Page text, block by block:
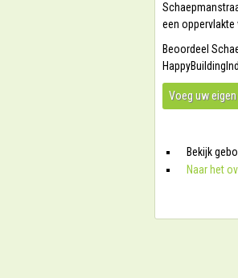
een oppervlakte
Beoordeel
Voeg uw
Bekijk
Naar het